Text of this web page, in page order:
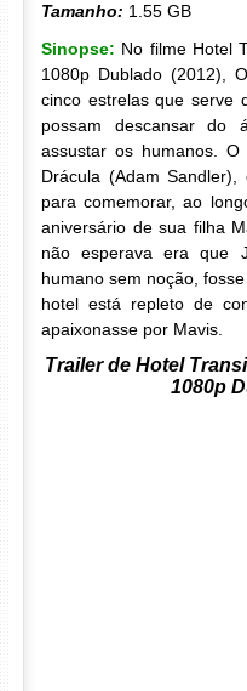
Tamanho: 1.55 GB
Sinopse: No filme Hotel
1080p Dublado (2012),
cinco estrelas que serve
possam descansar do
assustar os humanos.
Drácula (Adam
para comemorar, ao
aniversário de sua filha
não esperava era que
humano sem noção,
hotel está repleto de
apaixonasse por Mavis.
Trailer de Hotel
1080p